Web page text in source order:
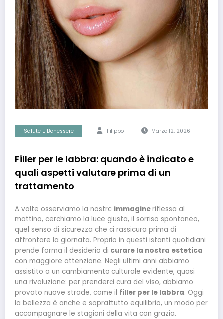
Salute E Benessere Filippo Marzo 12, 2026
Filler per le labbra: quando è indicato e
quali aspetti valutare prima di un
trattamento
A volte osserviamo la nostra immagineriflessa al
mattino, cerchiamo la luce giusta, il sorriso spontaneo,
quel senso di sicurezza che ci rassicura prima di
affrontare la giornata. Proprio in questi istanti quotidiani
prende forma il desiderio di curare la nostra estetica
con maggiore attenzione. Negli ultimi anni abbiamo
assistito a un cambiamento culturale evidente, quasi
una rivoluzione: per prenderci cura del viso, abbiamo
provato nuove strade, come il filler per le labbra. Oggi
la bellezza è anche e soprattutto equilibrio, un modo per
accompagnare le stagioni della vita con grazia.